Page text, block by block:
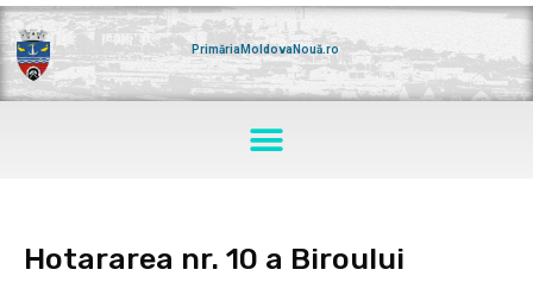
Skip
to
content
PrimăriaMoldovaNouă.ro
Menu
Hotararea nr. 10 a Biroului